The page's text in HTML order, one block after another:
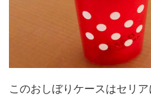
このおしぼりケースはセリア